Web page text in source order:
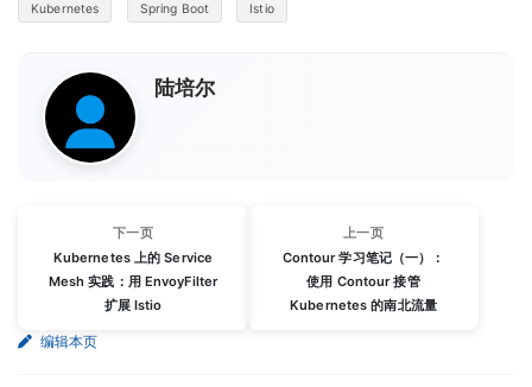
Kubernetes Spring Boot Istio
陆培尔
下一页
Kubernetes 上的 Service
Mesh 实践：用 EnvoyFilter
扩展 Istio
上一页
Contour 学习笔记（一）：
使用 Contour 接管
Kubernetes 的南北流量
编辑本页